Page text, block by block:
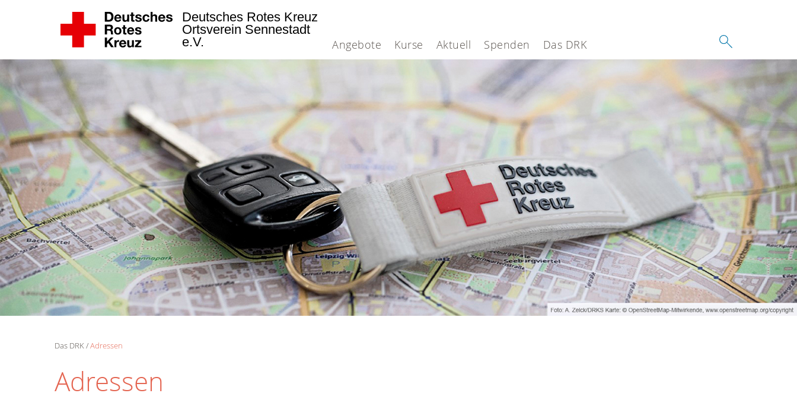
Angebote Kurse Aktuell Spenden Das DRK
Deutsches Rotes Kreuz
Ortsverein Sennestadt
e.V.
Das DRK Adressen
Adressen